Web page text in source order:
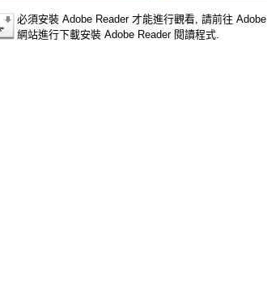
必須安裝 Adobe Reader 才能進行觀看, 請前往 Adobe
網站進行下載安裝 Adobe Reader 閱讀程式.